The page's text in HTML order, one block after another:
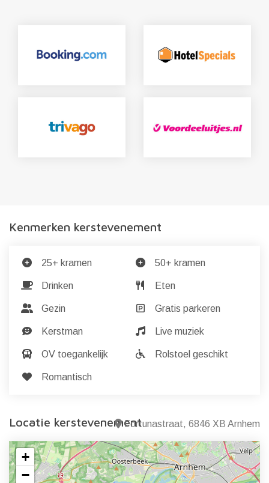
Kenmerken kerstevenement
25+ kramen 50+ kramen
Drinken Eten
Gezin Gratis parkeren
Kerstman Live muziek
OV toegankelijk Rolstoel geschikt
Romantisch
Locatie kerstevenementFortunastraat, 6846 XB Arnhem
+
−